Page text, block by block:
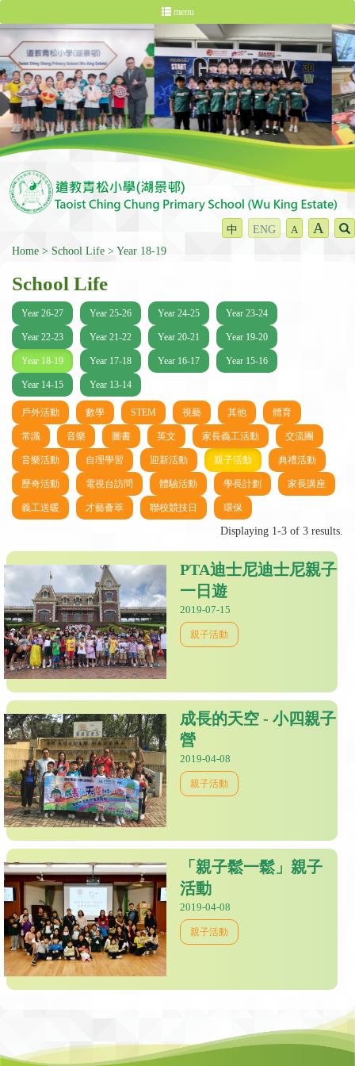
menu
中 ENG A A
Home School Life Year 18-19
School Life
Year 26-27 Year 25-26 Year 24-25 Year 23-24
Year 22-23 Year 21-22 Year 20-21 Year 19-20
Year 18-19 Year 17-18 Year 16-17 Year 15-16
Year 14-15 Year 13-14
戶外活動 數學 STEM 視藝 其他 體育
常識 音樂 圖書 英文 家長義工活動 交流團
音樂活動 自理學習 迎新活動 親子活動 典禮活動
歷奇活動 電視台訪問 體驗活動 學長計劃 家長講座
義工送暖 才藝薈萃 聯校競技日 環保
Displaying 1-3 of 3 results.
PTA迪士尼迪士尼親子
一日遊
2019-07-15
親子活動
成長的天空 - 小四親子
營
2019-04-08
親子活動
「親子鬆一鬆」親子
活動
2019-04-08
親子活動